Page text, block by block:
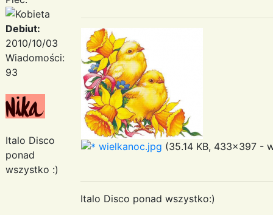
Debiut:
2010/10/03
Wiadomości:
93
Italo Disco
ponad
wszystko :)
wielkanoc.jpg (35.14 KB, 433x397 -
Italo Disco ponad wszystko:)